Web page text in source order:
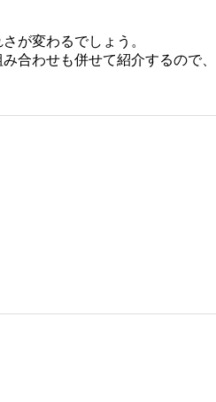
が変わるでしょう。
合わせも併せて紹介するので